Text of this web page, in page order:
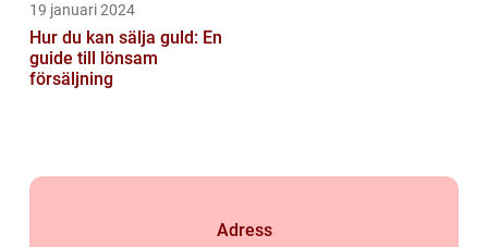
19 januari 2024
Hur du kan sälja guld: En
guide till lönsam
försäljning
Adress